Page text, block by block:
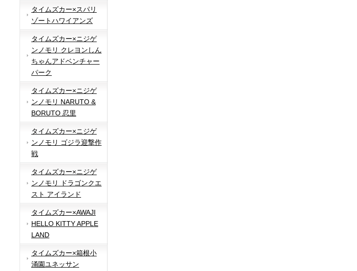
タイムズカー×スパリ
ゾートハワイアンズ
タイムズカー×ニジゲ
ンノモリ クレヨンしん
ちゃんアドベンチャー
パーク
タイムズカー×ニジゲ
ンノモリ NARUTO &
BORUTO 忍里
タイムズカー×ニジゲ
ンノモリ ゴジラ迎撃作
戦
タイムズカー×ニジゲ
ンノモリ ドラゴンクエ
スト アイランド
タイムズカー×AWAJI
HELLO KITTY APPLE
LAND
タイムズカー×箱根小
涌園ユネッサン